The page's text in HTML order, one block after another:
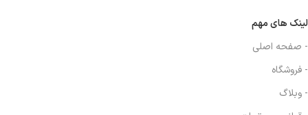
لینک های مهم
- صفحه اصلی
- فروشگاه
- وبلاگ